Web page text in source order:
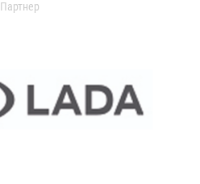
Партнер